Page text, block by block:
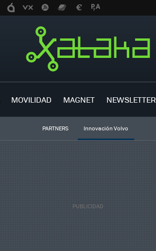
MOVILIDAD MAGNET NEWSLETTER
PARTNERS Innovación Volvo